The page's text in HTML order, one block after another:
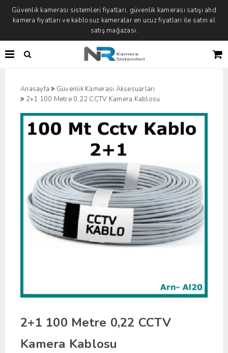
Güvenlik kamerası sistemleri fiyatları, güvenlik kamerası satışı ahd
kamera fiyatları ve kablosuz kameralar en ucuz fiyatları ile satın al
satış mağazası.
Anasayfa
Güvenlik Kamerası Aksesuarları
2+1 100 Metre 0,22 CCTV Kamera Kablosu
2+1 100 Metre 0,22 CCTV
Kamera Kablosu